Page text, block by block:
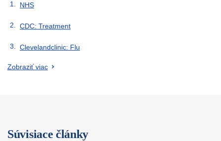
NHS
CDC: Treatment
Clevelandclinic: Flu
Zobraziť viac
Súvisiace články